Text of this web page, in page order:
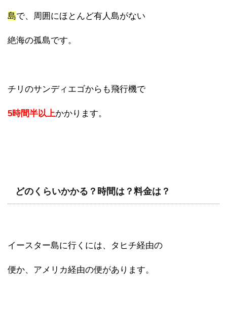
島で、周囲にほとんど有人島がない
絶海の孤島です。
チリのサンディエゴからも飛行機で
5時間半以上かかります。
どのくらいかかる？時間は？料金は？
イースター島に行くには、タヒチ経由の
便か、アメリカ経由の便があります。